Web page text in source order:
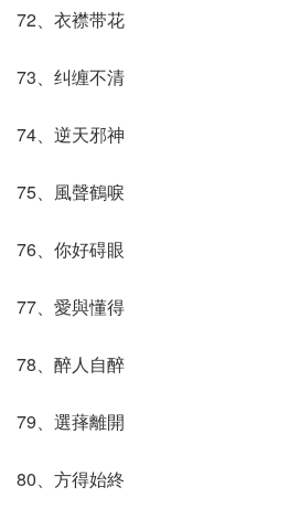
72、衣襟带花
73、纠缠不清
74、逆天邪神
75、風聲鶴唳
76、你好碍眼
77、愛與懂得
78、醉人自醉
79、選萚離開
80、方得始終